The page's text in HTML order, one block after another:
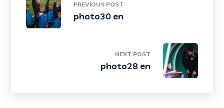
PREVIOUS POST
photo30 en
NEXT POST
photo28 en